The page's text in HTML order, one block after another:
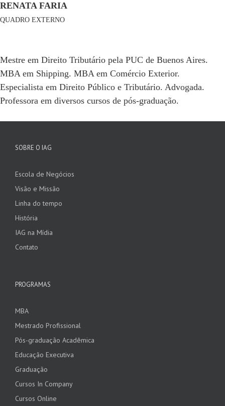
RENATA FARIA
QUADRO EXTERNO
Mestre em Direito Tributário pela PUC de Buenos Aires.
MBA em Shipping. MBA em Comércio Exterior.
Especialista em Direito Público e Tributário. Advogada.
Professora em diversos cursos de pós-graduação.
SOBRE O IAG
Escola de Negócios
Visão e Missão
Linha do tempo
História
IAG na Mídia
Contato
PROGRAMAS
MBA
Mestrado Profissional
Pós-graduação Acadêmica
Educação Executiva
Graduação
Cursos In Company
Cursos Online